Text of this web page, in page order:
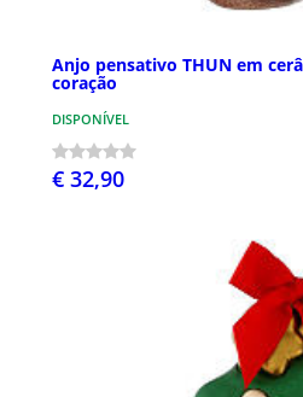
Anjo pensativo THUN em
coração
DISPONÍVEL
€ 32,90